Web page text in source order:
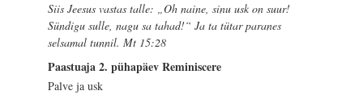
Siis Jeesus vastas talle: „Oh naine, sinu usk on suur!
Sündigu sulle, nagu sa tahad!“ Ja ta tütar paranes
selsamal tunnil. Mt 15:28
Paastuaja 2. pühapäev Reminiscere
Palve ja usk